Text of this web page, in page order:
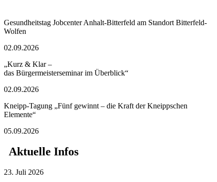
Gesundheitstag Jobcenter Anhalt-Bitterfeld am Standort Bitterfeld-
Wolfen
02.09.2026
„Kurz & Klar –
das Bürgermeisterseminar im Überblick“
02.09.2026
Kneipp-Tagung „Fünf gewinnt – die Kraft der Kneippschen
Elemente“
05.09.2026
Aktuelle Infos
23. Juli 2026